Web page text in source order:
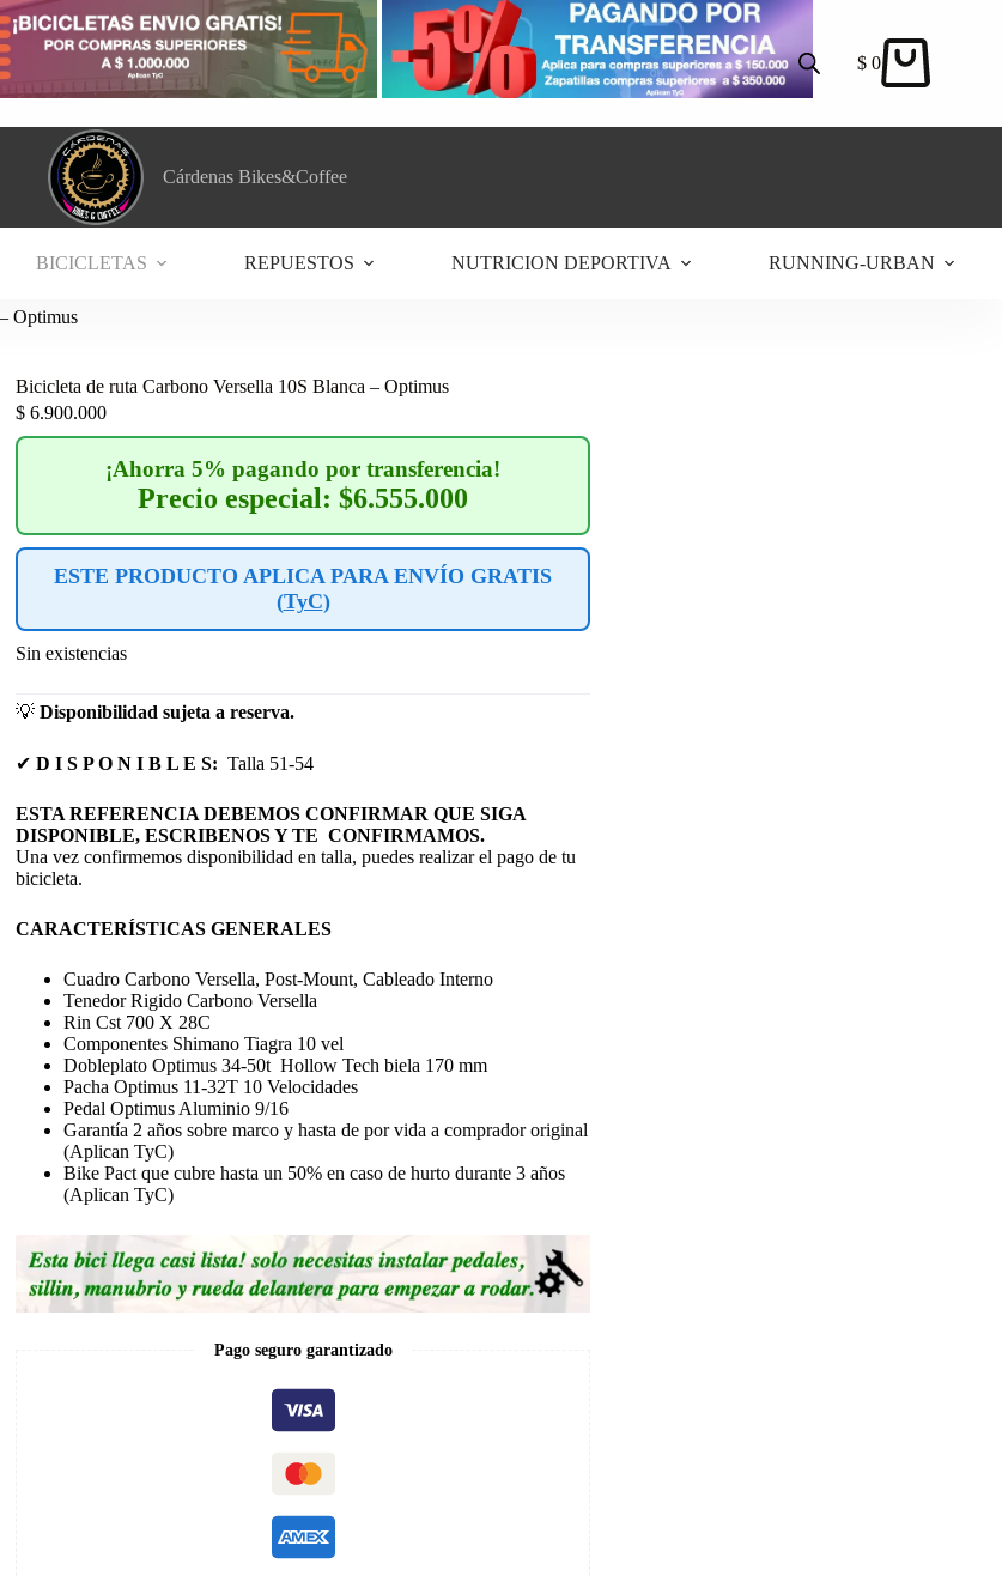
Carro
$ 0
Cárdenas Bikes&Coffee
BICICLETAS REPUESTOS NUTRICION DEPORTIVA RUNNING-URBAN
Optimus
Bicicleta de ruta Carbono Versella 10S Blanca – Optimus
$ 6.900.000
¡Ahorra 5% pagando por transferencia!
Precio especial: $6.555.000
ESTE PRODUCTO APLICA PARA ENVÍO GRATIS
(TyC)
Sin existencias
💡 Disponibilidad sujeta a reserva.
✔ D I S P O N I B L E S: Talla 51-54
ESTA REFERENCIA DEBEMOS CONFIRMAR QUE SIGA
DISPONIBLE, ESCRIBENOS Y TE CONFIRMAMOS.
Una vez confirmemos disponibilidad en talla, puedes realizar el pago de tu
bicicleta.
CARACTERÍSTICAS GENERALES
Cuadro Carbono Versella, Post-Mount, Cableado Interno
Tenedor Rigido Carbono Versella
Rin Cst 700 X 28C
Componentes Shimano Tiagra 10 vel
Dobleplato Optimus 34-50t Hollow Tech biela 170 mm
Pacha Optimus 11-32T 10 Velocidades
Pedal Optimus Aluminio 9/16
Garantía 2 años sobre marco y hasta de por vida a comprador original
(Aplican TyC)
Bike Pact que cubre hasta un 50% en caso de hurto durante 3 años
(Aplican TyC)
Pago seguro garantizado